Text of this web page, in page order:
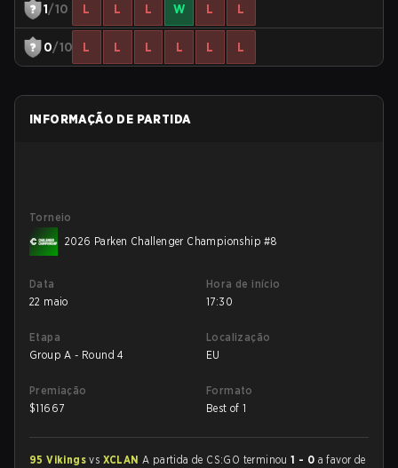
1/10 L L L W L L
0/10 L L L L L L
INFORMAÇÃO DE PARTIDA
Torneio
2026 Parken Challenger Championship #8
Data
22 maio
Hora de início
17:30
Etapa
Group A - Round 4
Localização
EU
Premiação
$11667
Formato
Best of 1
95 Vikingsvs XCLANA partida de CS:GO terminou1 - 0 a favor de